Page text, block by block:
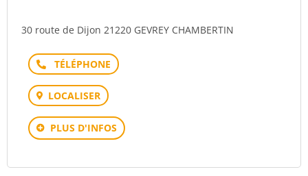
30 route de Dijon 21220 GEVREY CHAMBERTIN
Téléphone
LOCALISER
PLUS D'INFOS